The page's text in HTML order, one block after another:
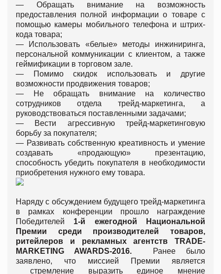
— Обращать внимание на возможность
предоставления полной информации о товаре с
помощью камеры мобильного телефона и штрих-
кода товара;
— Использовать «белые» методы инжиниринга,
персональной коммуникации с клиентом, а также
геймификации в торговом зале.
— Помимо скидок использовать и другие
возможности продвижения товаров;
— Не обращать внимание на количество
сотрудников отдела трейд-маркетинга, а
руководствоваться поставленными задачами;
— Вести агрессивную трейд-маркетинговую
борьбу за покупателя;
— Развивать собственную креативность и умение
создавать «продающую» презентацию,
способность убедить покупателя в необходимости
приобретения нужного ему товара.
Наряду с обсуждением будущего трейд-маркетинга
в рамках конференции прошло награждение
Победителей 1-й ежегодной Национальной
Премии среди производителей товаров,
ритейлеров и рекламных агентств TRADE-
MARKETING AWARDS-2016. Ранее было
заявлено, что миссией Премии является
стремление выразить единое мнение